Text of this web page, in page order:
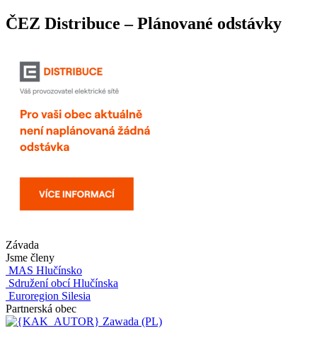
ČEZ Distribuce – Plánované odstávky
Závada
Jsme členy
MAS Hlučínsko
Sdružení obcí Hlučínska
Euroregion Silesia
Partnerská obec
Zawada (PL)